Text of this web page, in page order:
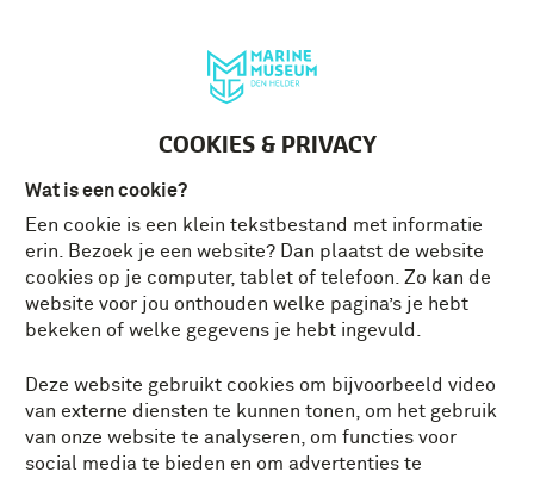
COOKIES & PRIVACY
Wat is een cookie?
Een cookie is een klein tekstbestand met informatie
erin. Bezoek je een website? Dan plaatst de website
cookies op je computer, tablet of telefoon. Zo kan de
website voor jou onthouden welke pagina’s je hebt
bekeken of welke gegevens je hebt ingevuld.
Deze website gebruikt cookies om bijvoorbeeld video
van externe diensten te kunnen tonen, om het gebruik
van onze website te analyseren, om functies voor
social media te bieden en om advertenties te